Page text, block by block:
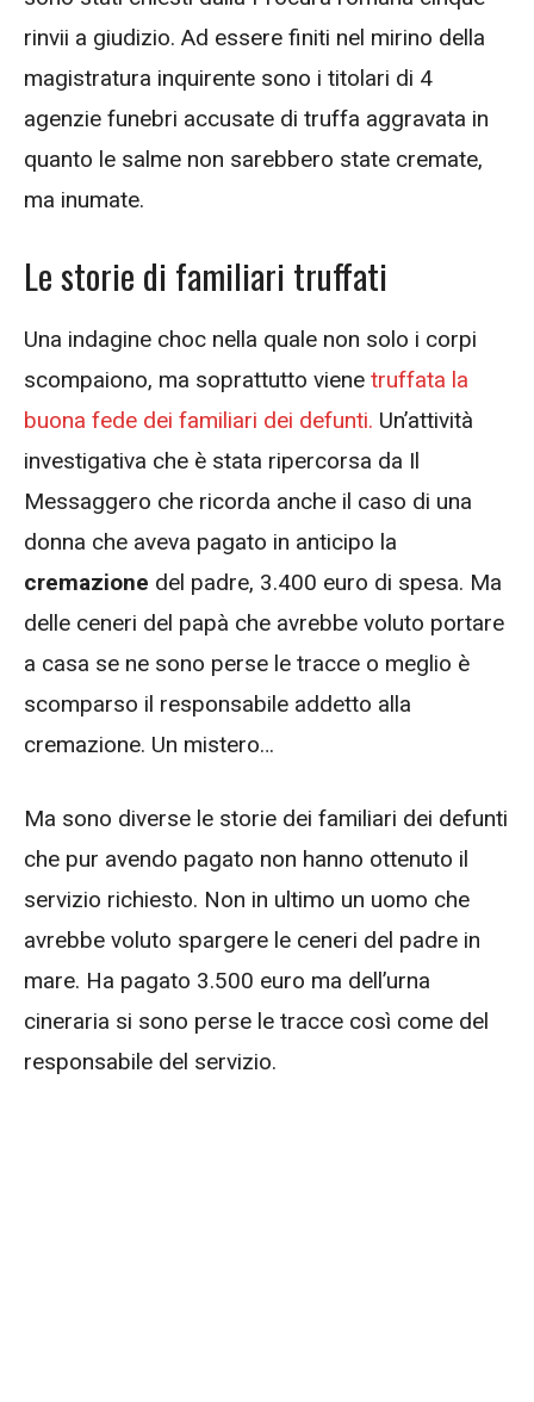
rinvii a giudizio. Ad essere finiti nel mirino della
magistratura inquirente sono i titolari di 4
agenzie funebri accusate di truffa aggravata in
quanto le salme non sarebbero state cremate,
ma inumate.
Le storie di familiari truffati
Una indagine choc nella quale non solo i corpi
scompaiono, ma soprattutto viene truffata la
buona fede dei familiari dei defunti. Un’attività
investigativa che è stata ripercorsa da Il
Messaggero che ricorda anche il caso di una
donna che aveva pagato in anticipo la
cremazione del padre, 3.400 euro di spesa. Ma
delle ceneri del papà che avrebbe voluto portare
a casa se ne sono perse le tracce o meglio è
scomparso il responsabile addetto alla
cremazione. Un mistero…
Ma sono diverse le storie dei familiari dei defunti
che pur avendo pagato non hanno ottenuto il
servizio richiesto. Non in ultimo un uomo che
avrebbe voluto spargere le ceneri del padre in
mare. Ha pagato 3.500 euro ma dell’urna
cineraria si sono perse le tracce così come del
responsabile del servizio.